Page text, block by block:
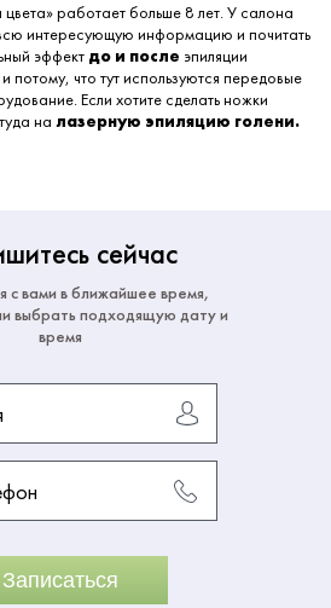
работает больше 8 лет. У салона
интересующую информацию и почитать
эффект до и после эпиляции
что тут используются передовые
Если хотите сделать ножки
на лазерную эпиляцию голени.
сейчас
с вами в ближайшее время,
выбрать подходящую дату и
время
Записаться